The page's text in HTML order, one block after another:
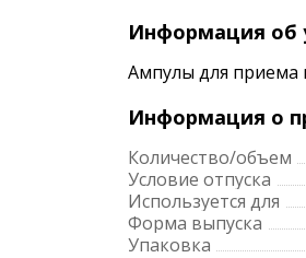
Информация об
Ампулы для приема
Информация о
Количество/объем
Условие отпуска
Используется для
Форма выпуска
Упаковка